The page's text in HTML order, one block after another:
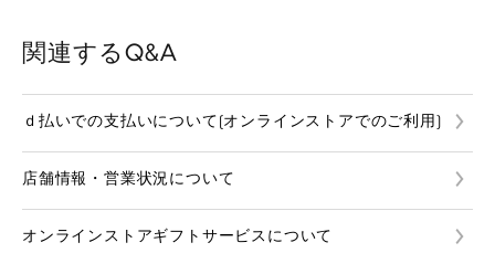
関連するQ&A
ｄ払いでの支払いについて(オンラインストアでのご利用)
店舗情報・営業状況について
オンラインストアギフトサービスについて